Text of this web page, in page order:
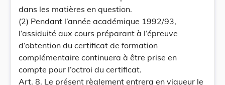
dans les matières en question.
(2) Pendant l’année académique 1992/93,
l’assiduité aux cours préparant à l’épreuve
d’obtention du certificat de formation
complémentaire continuera à être prise en
compte pour l’octroi du certificat.
Art. 8. Le présent règlement entrera en vigueur le